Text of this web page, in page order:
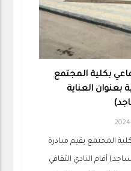
بكلية المجتمع
بعنوان العناية
المجتمع يقيم مبادرة
أقام النادي الثقافي